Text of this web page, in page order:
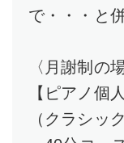
で・・・と
〈月謝制の
【ピアノ個
（クラシッ